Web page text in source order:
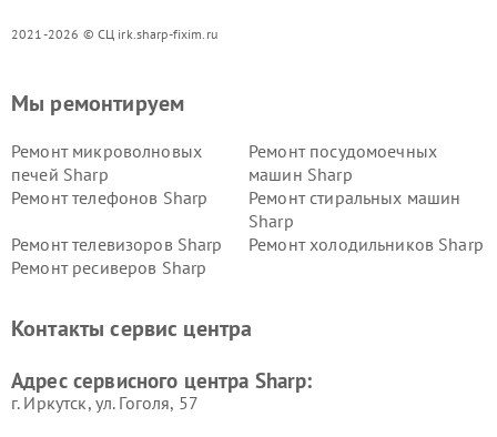
2021-2026 © СЦ irk.sharp-fixim.ru
Мы ремонтируем
Ремонт микроволновых
печей Sharp
Ремонт посудомоечных
машин Sharp
Ремонт телефонов Sharp
Ремонт стиральных машин
Sharp
Ремонт телевизоров Sharp
Ремонт холодильников Sharp
Ремонт ресиверов Sharp
Контакты сервис центра
Адрес сервисного центра Sharp:
г. Иркутск, ул. ​Гоголя, 57